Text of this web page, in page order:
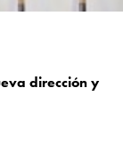
dirección y